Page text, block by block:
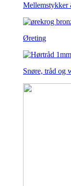
Mellemstykker
Øreting
Snøre, tråd og